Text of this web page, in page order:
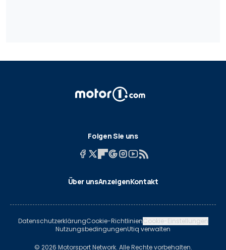
Folgen Sie uns
Über unsAnzeigenKontakt
DatenschutzerklärungCookie-RichtlinienCookie-Einstellungen
NutzungsbedingungenUtiq verwalten
© 2026 Motorsport Network. Alle Rechte vorbehalten.